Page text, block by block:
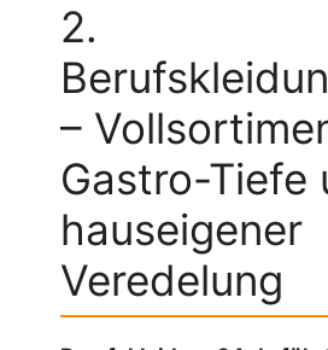
2.
–
Gastro-Tiefe
hauseigener
Veredelung